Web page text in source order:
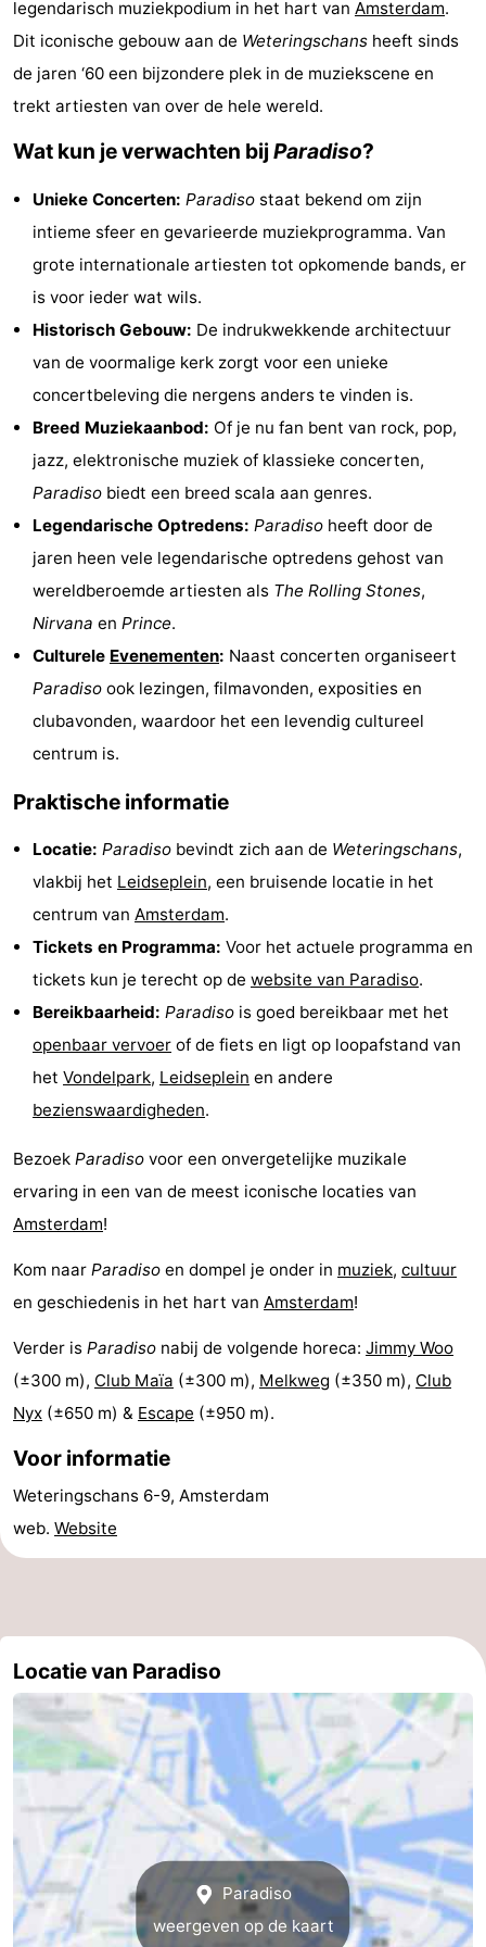
Vakantiehuizen
Amsterdamse
Bos
Spaarnwoude
Last
minutes
Musea
Attracties
Zien
doen
Bezienswaardigheden
Musea
Monumenten
Kerken
Uitkijkpunten
Attracties
Rondvaarten
Experiences
Dorpen
&
Steden
Rondleidingen
Sporten
-
Fietsen
-
Wandelen
Amusement
Nachtleven
Eten
en
Winkelen
Markten
-
Warenhuizen
Evenementen
Uitgelicht
Grachtengordel
Coffeeshops
Homohoofdstad
buurt
Geschiedenis
Diamantstad
Pleinen
het
centrum
en
tuinen
Stadsdelen
Omgeving
-
legendarisch muziekpodium in het hart van Amsterdam.
Dit iconische gebouw aan de Weteringschans heeft sinds
de jaren ‘60 een bijzondere plek in de muziekscene en
trekt artiesten van over de hele wereld.
Wat kun je verwachten bij Paradiso?
Unieke Concerten: Paradiso staat bekend om zijn
intieme sfeer en gevarieerde muziekprogramma. Van
grote internationale artiesten tot opkomende bands, er
is voor ieder wat wils.
Historisch Gebouw: De indrukwekkende architectuur
van de voormalige kerk zorgt voor een unieke
concertbeleving die nergens anders te vinden is.
Breed Muziekaanbod: Of je nu fan bent van rock, pop,
jazz, elektronische muziek of klassieke concerten,
Paradiso biedt een breed scala aan genres.
Legendarische Optredens: Paradiso heeft door de
jaren heen vele legendarische optredens gehost van
wereldberoemde artiesten als The Rolling Stones,
Nirvana en Prince.
Culturele Evenementen: Naast concerten organiseert
Paradiso ook lezingen, filmavonden, exposities en
clubavonden, waardoor het een levendig cultureel
centrum is.
Praktische informatie
Locatie: Paradiso bevindt zich aan de Weteringschans,
vlakbij het Leidseplein, een bruisende locatie in het
centrum van Amsterdam.
Tickets en Programma: Voor het actuele programma en
tickets kun je terecht op de website van Paradiso.
Bereikbaarheid: Paradiso is goed bereikbaar met het
openbaar vervoer of de fiets en ligt op loopafstand van
het Vondelpark, Leidseplein en andere
bezienswaardigheden.
Bezoek Paradiso voor een onvergetelijke muzikale
ervaring in een van de meest iconische locaties van
Amsterdam!
Kom naar Paradiso en dompel je onder in muziek, cultuur
en geschiedenis in het hart van Amsterdam!
Verder is Paradiso nabij de volgende horeca: Jimmy Woo
(±300 m), Club Maïa (±300 m), Melkweg (±350 m), Club
Nyx (±650 m) & Escape (±950 m).
Voor informatie
Weteringschans 6-9, Amsterdam
web. Website
Locatie van Paradiso
Paradiso
weergeven op de kaart